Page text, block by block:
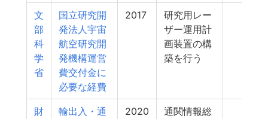
文
部
科
学
省
国立研究開
発法人宇宙
航空研究開
発機構運営
費交付金に
必要な経費
2017
研究用レー
ザー運用計
画装置の構
築を行う
財
輸出入・通
2020
通関情報総